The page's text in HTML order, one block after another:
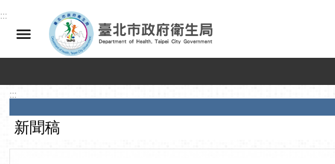
跳到主要內容區塊
:::
:::
新聞稿